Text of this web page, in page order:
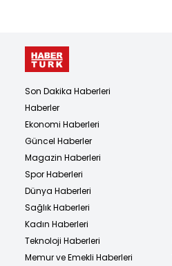
Son Dakika Haberleri
Haberler
Ekonomi Haberleri
Güncel Haberler
Magazin Haberleri
Spor Haberleri
Dünya Haberleri
Sağlık Haberleri
Kadın Haberleri
Teknoloji Haberleri
Memur ve Emekli Haberleri